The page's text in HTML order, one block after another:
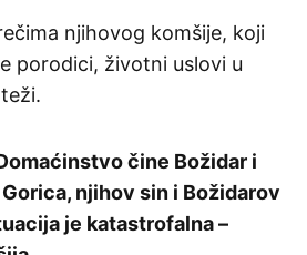
njihovog komšije, koji
porodici, životni uslovi u
čine Božidar i
njihov sin i Božidarov
je katastrofalna –